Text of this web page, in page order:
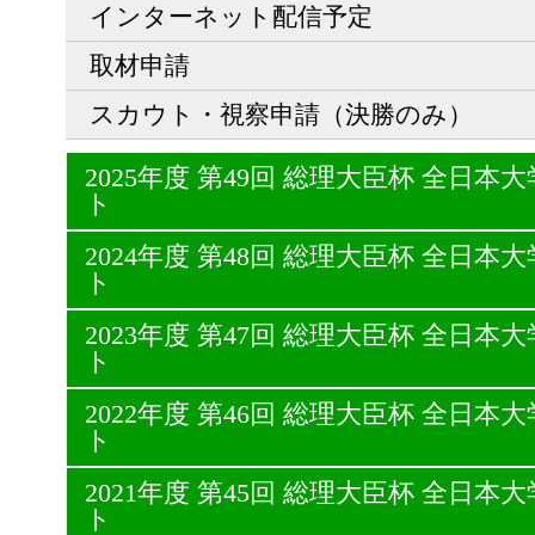
インターネット配信予定
取材申請
スカウト・視察申請（決勝のみ）
2025年度 第49回 総理大臣杯 全日本
ト
2024年度 第48回 総理大臣杯 全日本
ト
2023年度 第47回 総理大臣杯 全日本
ト
2022年度 第46回 総理大臣杯 全日本
ト
2021年度 第45回 総理大臣杯 全日本
ト